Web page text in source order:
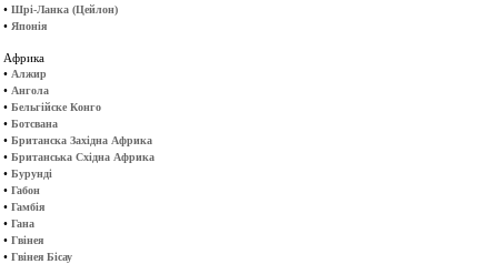
• Шрі-Ланка (Цейлон)
• Японія
Африка
• Алжир
• Ангола
• Бельгійске Конго
• Ботсвана
• Британска Західна Африка
• Британська Східна Африка
• Бурунді
• Габон
• Гамбія
• Гана
• Гвінея
• Гвінея Бісау